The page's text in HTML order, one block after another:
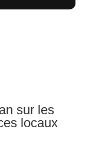
sur les
locaux